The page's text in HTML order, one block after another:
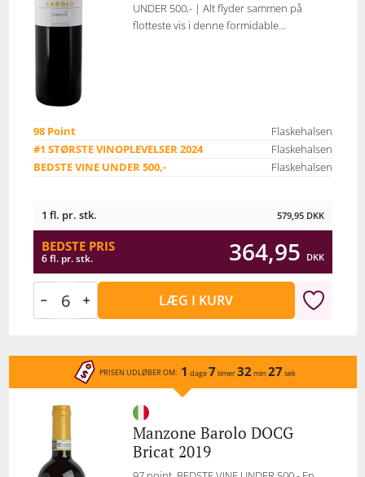
UNDER 500,- | Alt flyder sammen på
flotteste vis i denne formidable...
98 Point
Flaskehalsen
#1 STØRSTE VINOPLEVELSER 2024
Flaskehalsen
BEDSTE VINE UNDER 500,-
Flaskehalsen
1 fl. pr. stk. 579,95 DKK
BEDSTE PRIS
6 fl. pr. stk. 364,95 DKK
LÆG I KURV
PRISEN UDLØBER OM: 1 dage7 timer32 min 27 sek
Manzone Barolo DOCG
Bricat 2019